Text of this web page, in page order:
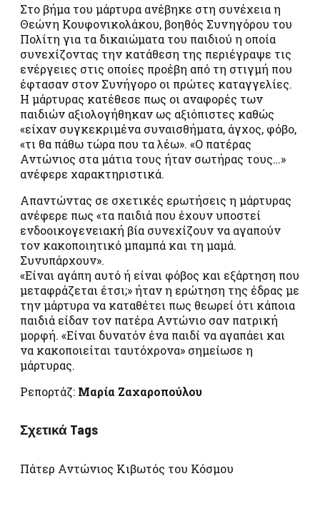
Στο βήμα του μάρτυρα ανέβηκε στη συνέχεια η
Θεώνη Κουφονικολάκου, βοηθός Συνηγόρου του
Πολίτη για τα δικαιώματα του παιδιού η οποία
συνεχίζοντας την κατάθεση της περιέγραψε τις
ενέργειες στις οποίες προέβη από τη στιγμή που
έφτασαν στον Συνήγορο οι πρώτες καταγγελίες.
Η μάρτυρας κατέθεσε πως οι αναφορές των
παιδιών αξιολογήθηκαν ως αξιόπιστες καθώς
«είχαν συγκεκριμένα συναισθήματα, άγχος, φόβο,
«τι θα πάθω τώρα που τα λέω». «Ο πατέρας
Αντώνιος στα μάτια τους ήταν σωτήρας τους…»
ανέφερε χαρακτηριστικά.
Απαντώντας σε σχετικές ερωτήσεις η μάρτυρας
ανέφερε πως «τα παιδιά που έχουν υποστεί
ενδοοικογενειακή βία συνεχίζουν να αγαπούν
τον κακοποιητικό μπαμπά και τη μαμά.
Συνυπάρχουν».
«Είναι αγάπη αυτό ή είναι φόβος και εξάρτηση που
μεταφράζεται έτσι;» ήταν η ερώτηση της έδρας με
την μάρτυρα να καταθέτει πως θεωρεί ότι κάποια
παιδιά είδαν τον πατέρα Αντώνιο σαν πατρική
μορφή. «Είναι δυνατόν ένα παιδί να αγαπάει και
να κακοποιείται ταυτόχρονα» σημείωσε η
μάρτυρας.
Ρεπορτάζ: Μαρία Ζαχαροπούλου
Σχετικά Tags
Πάτερ Αντώνιος Κιβωτός του Κόσμου